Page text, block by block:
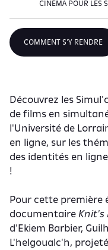
CINÉMA POUR LES
COMMENT S'Y RENDRE
Découvrez les
de films en
l'Université de
en ligne, sur les
des identités en
!
Pour cette première
documentaire Knit's
d'Ekiem Barbier,
L'helgoualc'h,